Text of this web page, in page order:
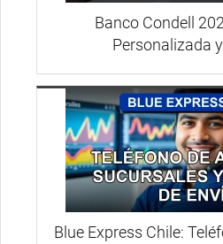
Banco Condell
Personalizada
Blue Express Chile: